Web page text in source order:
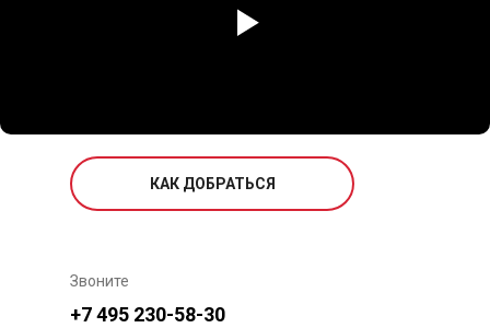
КАК ДОБРАТЬСЯ
+7 495 230-58-30
Звоните